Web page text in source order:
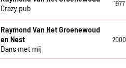
Crazy pub
1977
Raymond Van Het Groenewoud
en Nest
Dans met mij
2000